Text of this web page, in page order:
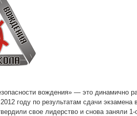
вождения» — это динамично
году по результатам сдачи
свое лидерство и снова заняли 1-